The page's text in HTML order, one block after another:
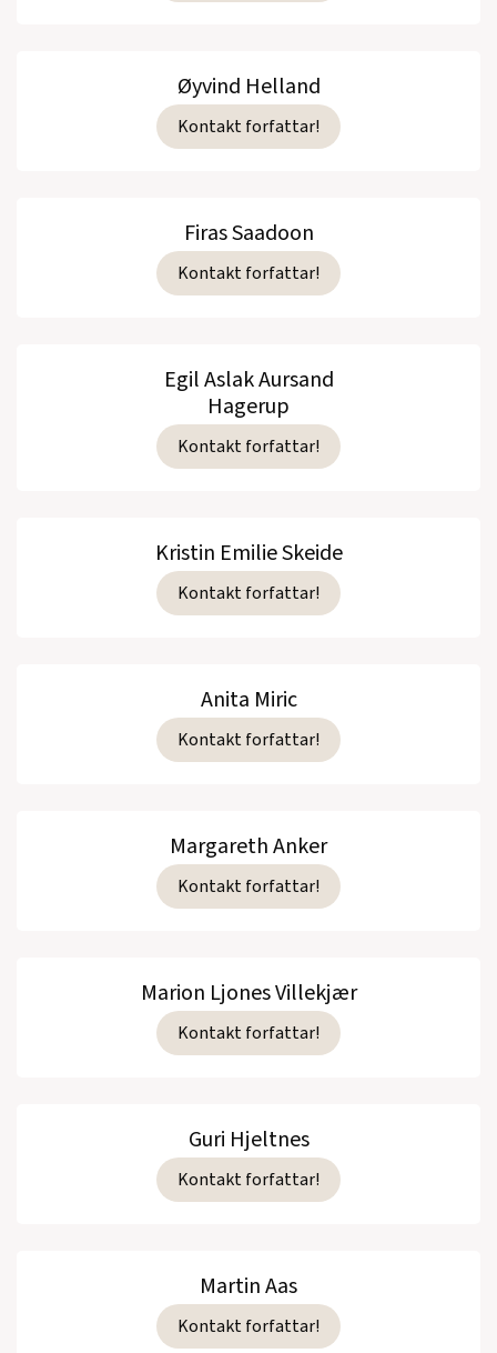
Øyvind Helland
Kontakt forfattar!
Firas Saadoon
Kontakt forfattar!
Egil Aslak Aursand
Hagerup
Kontakt forfattar!
Kristin Emilie Skeide
Kontakt forfattar!
Anita Miric
Kontakt forfattar!
Margareth Anker
Kontakt forfattar!
Marion Ljones Villekjær
Kontakt forfattar!
Guri Hjeltnes
Kontakt forfattar!
Martin Aas
Kontakt forfattar!